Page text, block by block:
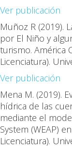
Ver publicación
Muñoz R (2019).
por El Niño y
turismo. América
Licenciatura).
Ver publicación
Mena M. (2019).
hídrica de las
mediante el
System (WEAP)
Licenciatura).